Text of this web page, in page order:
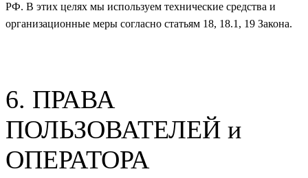
РФ. В этих целях мы используем технические средства и
организационные меры согласно статьям 18, 18.1, 19 Закона.
6. ПРАВА
ПОЛЬЗОВАТЕЛЕЙ и
ОПЕРАТОРА